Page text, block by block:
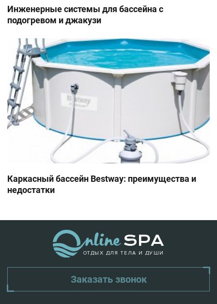
Инженерные системы для бассейна с
подогревом и джакузи
Каркасный бассейн Bestway: преимущества и
недостатки
ОТДЫХ ДЛЯ ТЕЛА И ДУШИ
Заказать звонок